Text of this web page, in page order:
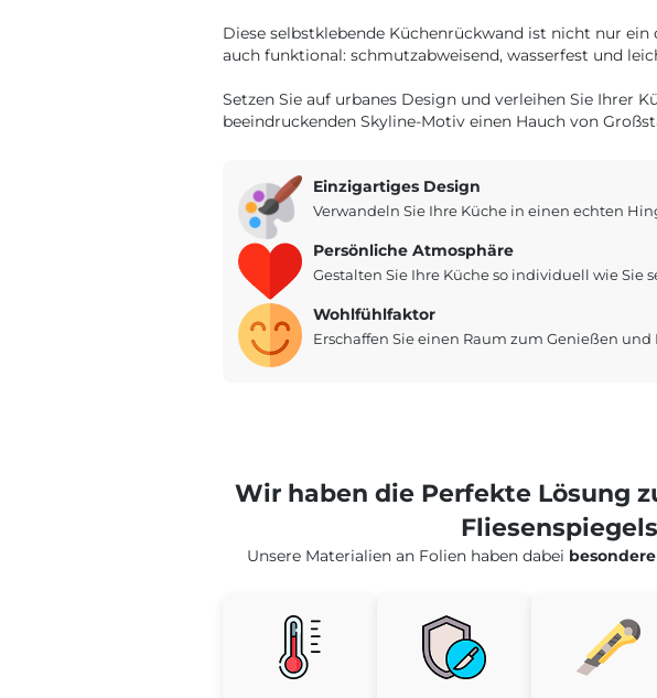
Diese selbstklebende Küchenrückwand ist nicht nur
auch funktional: schmutzabweisend, wasserfest und
Setzen Sie auf urbanes Design und verleihen Sie Ihrer
beeindruckenden Skyline-Motiv einen Hauch von
Einzigartiges Design
Verwandeln Sie Ihre Küche in einen echten
Persönliche Atmosphäre
Gestalten Sie Ihre Küche so individuell wie Sie
Wohlfühlfaktor
Erschaffen Sie einen Raum zum Genießen und
Wir haben die Perfekte Lösung
Unsere Materialien an Folien haben dabei